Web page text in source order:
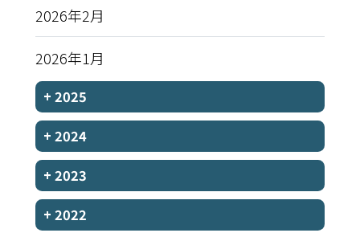
2026年2月
2026年1月
+ 2025
+ 2024
+ 2023
+ 2022